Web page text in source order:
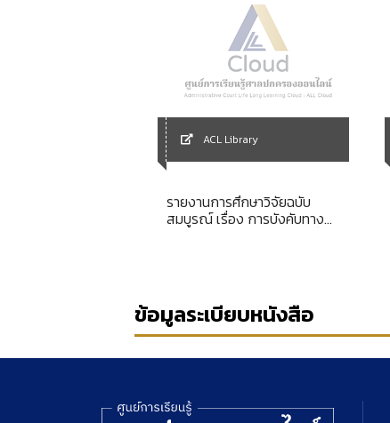
ACL Library
รายงานการศึกษาวิจัยฉบับ
สมบูรณ์ เรื่อง การบังคับทาง
ข้อมูลระเบียบหนังสือ